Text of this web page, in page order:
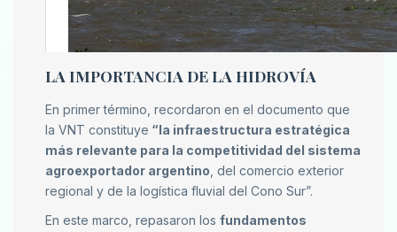
LA IMPORTANCIA DE LA HIDROVÍA
En primer término, recordaron en el documento que
la VNT constituye “la infraestructura estratégica
más relevante para la competitividad del sistema
agroexportador argentino , del comercio exterior
regional y de la logística fluvial del Cono Sur”.
En este marco, repasaron los fundamentos